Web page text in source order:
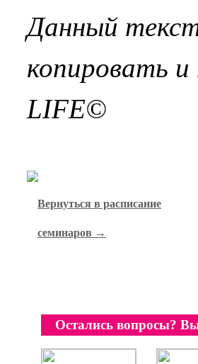
Данный
копировать и
LIFE©
Вернуться в расписание
семинаров →
Остались вопросы?